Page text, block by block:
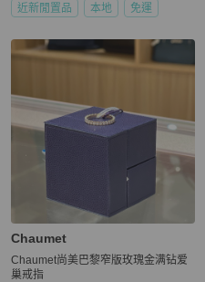
近新閒置品 本地 免運
Chaumet
Chaumet尚美巴黎窄版玫瑰金满钻爱
巢戒指